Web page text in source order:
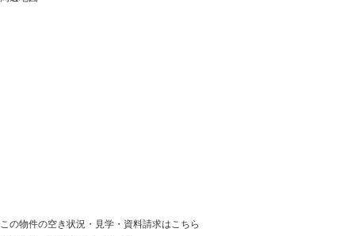
この物件の空き状況・見学・資料請求はこちら